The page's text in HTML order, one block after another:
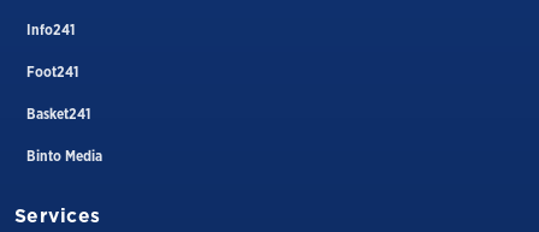
Info241
Foot241
Basket241
Binto Media
Services